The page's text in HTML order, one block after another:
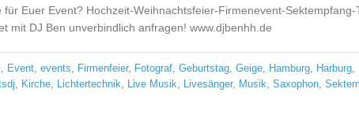
Euer Event? Hochzeit-Weihnachtsfeier-Firmenevent-
mit DJ Ben unverbindlich anfragen! www.djbenhh.de
, Event, events, Firmenfeier, Fotograf, Geburtstag, Geige, Hamburg, Harburg,
, Kirche, Lichtertechnik, Live Musik, Livesänger, Musik, Saxophon,